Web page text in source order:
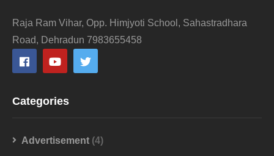
Raja Ram Vihar, Opp. Himjyoti School, Sahastradhara
Road, Dehradun 7983655458
Categories
Advertisement (4)